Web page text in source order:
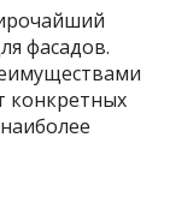
фасадов.
конкретных